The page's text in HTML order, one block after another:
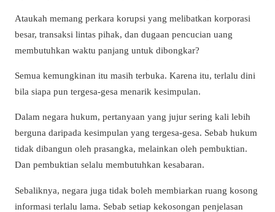
Ataukah memang perkara korupsi yang melibatkan korporasi
besar, transaksi lintas pihak, dan dugaan pencucian uang
membutuhkan waktu panjang untuk dibongkar?
Semua kemungkinan itu masih terbuka. Karena itu, terlalu dini
bila siapa pun tergesa-gesa menarik kesimpulan.
Dalam negara hukum, pertanyaan yang jujur sering kali lebih
berguna daripada kesimpulan yang tergesa-gesa. Sebab hukum
tidak dibangun oleh prasangka, melainkan oleh pembuktian.
Dan pembuktian selalu membutuhkan kesabaran.
Sebaliknya, negara juga tidak boleh membiarkan ruang kosong
informasi terlalu lama. Sebab setiap kekosongan penjelasan